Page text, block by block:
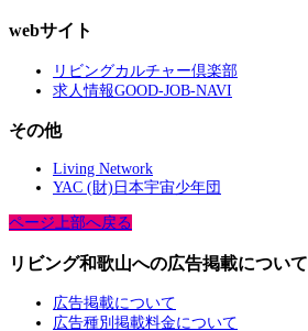
webサイト
リビングカルチャー倶楽部
求人情報GOOD-JOB-NAVI
その他
Living Network
YAC (財)日本宇宙少年団
ページ上部へ戻る
リビング和歌山への広告掲載について
広告掲載について
広告種別掲載料金について